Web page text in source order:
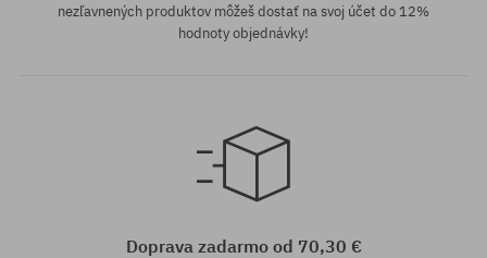
nezľavnených produktov môžeš dostať na svoj účet do 12%
hodnoty objednávky!
Doprava zadarmo od 70,30 €